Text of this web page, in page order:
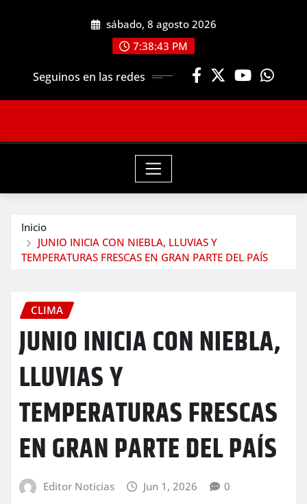
sábado, 8 agosto 2026
7:38:44 PM
Seguinos en las redes
Inicio
JUNIO INICIA CON NIEBLA, LLUVIAS Y
TEMPERATURAS FRESCAS EN GRAN PARTE DEL PAÍS
CLIMA
JUNIO INICIA CON NIEBLA,
LLUVIAS Y
TEMPERATURAS FRESCAS
EN GRAN PARTE DEL PAÍS
Editor Noticias Jun 1, 2026 0